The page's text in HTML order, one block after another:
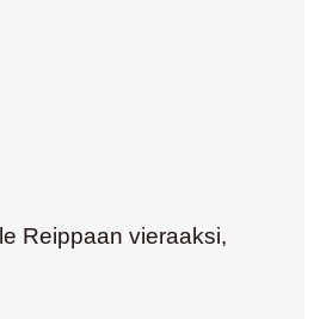
Reippaan vieraaksi,